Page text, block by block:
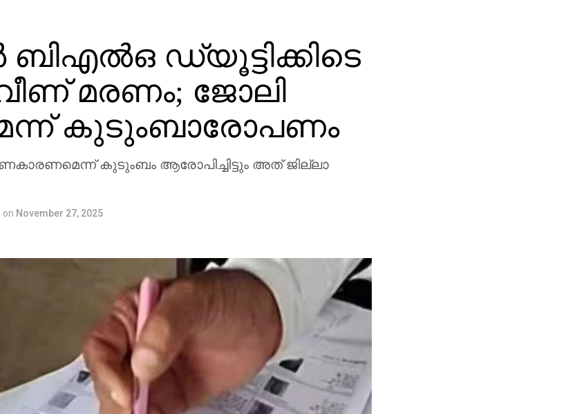
ഡ്യൂട്ടിക്കിടെ
മരണം; ജോലി
കുടുംബാരോപണം
കുടുംബം ആരോപിച്ചിട്ടും അത് ജില്ലാ
on November 27, 2025